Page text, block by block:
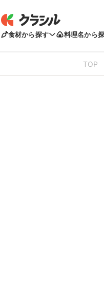
食材から探す 料理名から
TOP